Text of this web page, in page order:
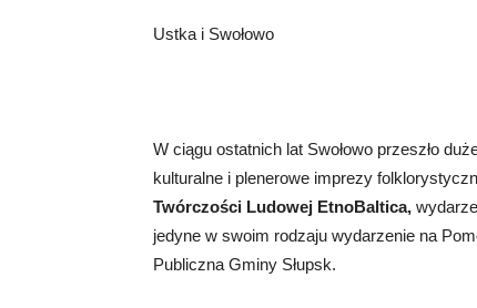
Ustka i Swołowo
W ciągu ostatnich lat Swołowo przeszło
kulturalne i plenerowe imprezy
Twórczości Ludowej EtnoBaltica,
jedyne w swoim rodzaju wydarzenie na
Publiczna Gminy Słupsk.